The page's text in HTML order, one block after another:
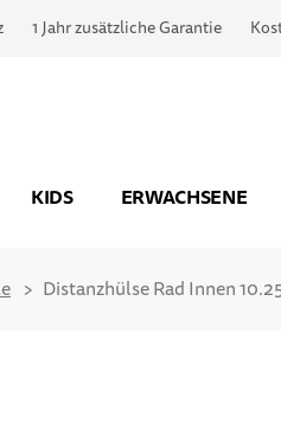
1 Jahr zusätzliche Garantie
KIDS ERWACHSENE
Distanzhülse Rad Innen